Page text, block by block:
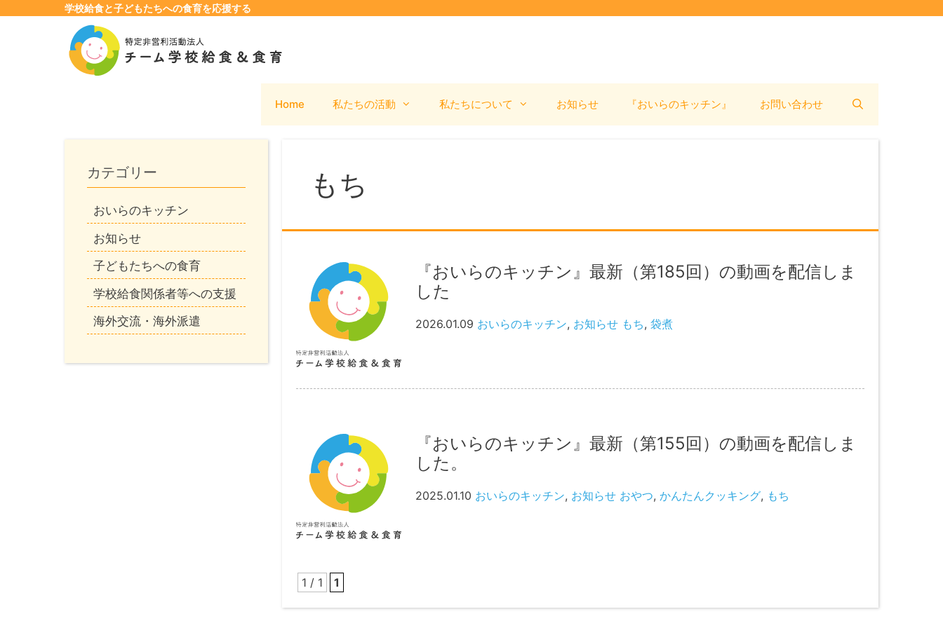
学校給食と子どもたちへの食育を応援する
Home 私たちの活動 私たちについて お知らせ 『おいらのキッチン』 お問い合わせ
もち
『おいらのキッチン』最新（第185回）の動画を配信しま
した
2026.01.09 おいらのキッチン, お知らせ もち, 袋煮
『おいらのキッチン』最新（第155回）の動画を配信しま
した。
2025.01.10 おいらのキッチン, お知らせ おやつ, かんたんクッキング, もち
1 / 1 1
カテゴリー
おいらのキッチン
お知らせ
子どもたちへの食育
学校給食関係者等への支援
海外交流・海外派遣